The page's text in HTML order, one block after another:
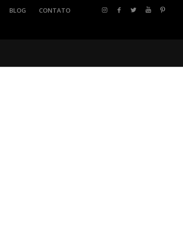
BLOG CONTATO